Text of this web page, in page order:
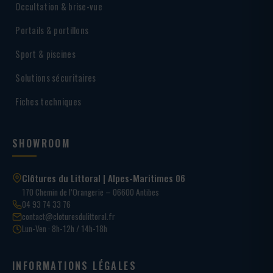
Occultation & brise-vue
Portails & portillons
Sport & piscines
Solutions sécuritaires
Fiches techniques
SHOWROOM
Clôtures du Littoral | Alpes-Maritimes 06
170 Chemin de l’Orangerie – 06600 Antibes
04 93 74 33 76
contact@cloturesdulittoral.fr
Lun-Ven · 8h-12h / 14h-18h
INFORMATIONS LÉGALES